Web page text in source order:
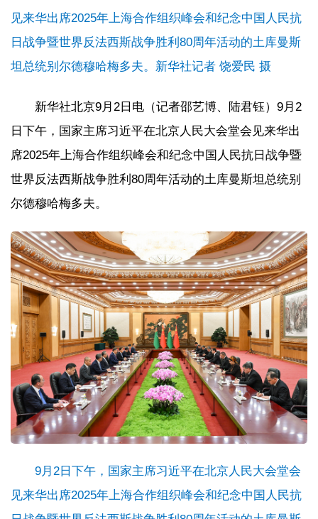
见来华出席2025年上海合作组织峰会和纪念中国人民抗
日战争暨世界反法西斯战争胜利80周年活动的土库曼斯
坦总统别尔德穆哈梅多夫。新华社记者 饶爱民 摄
新华社北京9月2日电（记者邵艺博、陆君钰）9月2
日下午，国家主席习近平在北京人民大会堂会见来华出
席2025年上海合作组织峰会和纪念中国人民抗日战争暨
世界反法西斯战争胜利80周年活动的土库曼斯坦总统别
尔德穆哈梅多夫。
9月2日下午，国家主席习近平在北京人民大会堂会
见来华出席2025年上海合作组织峰会和纪念中国人民抗